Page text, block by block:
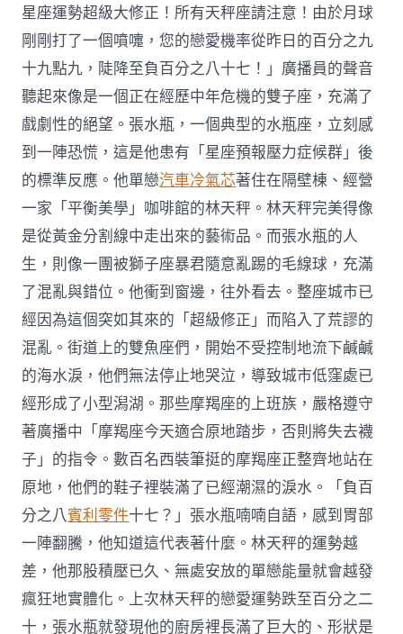
星座運勢超級大修正！所有天秤座請注意！由於月球
剛剛打了一個噴嚏，您的戀愛機率從昨日的百分之九
十九點九，陡降至負百分之八十七！」廣播員的聲音
聽起來像是一個正在經歷中年危機的雙子座，充滿了
戲劇性的絕望。張水瓶，一個典型的水瓶座，立刻感
到一陣恐慌，這是他患有「星座預報壓力症候群」後
的標準反應。他單戀汽車冷氣芯著住在隔壁棟、經營
一家「平衡美學」咖啡館的林天秤。林天秤完美得像
是從黃金分割線中走出來的藝術品。而張水瓶的人
生，則像一團被獅子座暴君隨意亂踢的毛線球，充滿
了混亂與錯位。他衝到窗邊，往外看去。整座城市已
經因為這個突如其來的「超級修正」而陷入了荒謬的
混亂。街道上的雙魚座們，開始不受控制地流下鹹鹹
的海水淚，他們無法停止地哭泣，導致城市低窪處已
經形成了小型潟湖。那些摩羯座的上班族，嚴格遵守
著廣播中「摩羯座今天適合原地踏步，否則將失去襪
子」的指令。數百名西裝筆挺的摩羯座正整齊地站在
原地，他們的鞋子裡裝滿了已經潮濕的淚水。「負百
分之八賓利零件十七？」張水瓶喃喃自語，感到胃部
一陣翻騰，他知道這代表著什麼。林天秤的運勢越
差，他那股積壓已久、無處安放的單戀能量就會越發
瘋狂地實體化。上次林天秤的戀愛運勢跌至百分之二
十，張水瓶就發現他的廚房裡長滿了巨大的、形狀是